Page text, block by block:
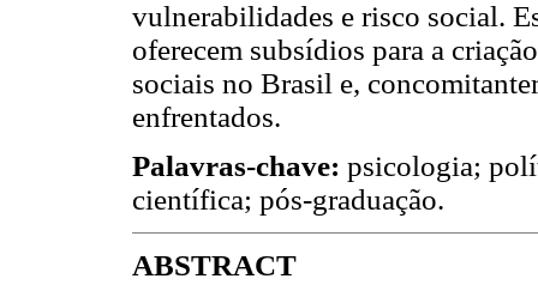
vulnerabilidades e risco social.
oferecem subsídios para a
sociais no Brasil e,
enfrentados.
Palavras-chave: psicologia;
científica; pós-graduação.
ABSTRACT